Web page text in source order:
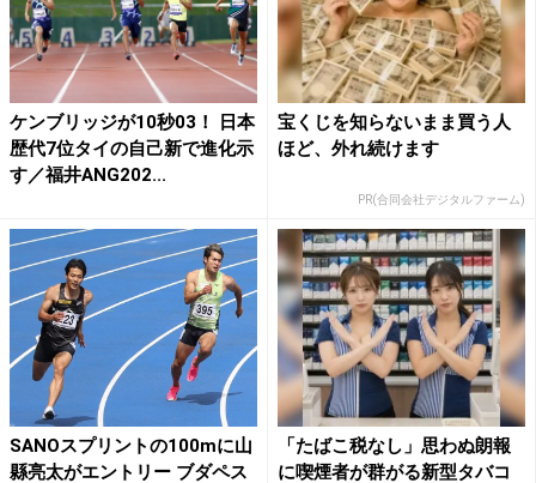
ケンブリッジが10秒03！ 日本
歴代7位タイの自己新で進化示
す／福井ANG202...
宝くじを知らないまま買う人
ほど、外れ続けます
PR(合同会社デジタルファーム)
SANOスプリントの100mに山
縣亮太がエントリー ブダペス
「たばこ税なし」思わぬ朗報
に喫煙者が群がる新型タバコ